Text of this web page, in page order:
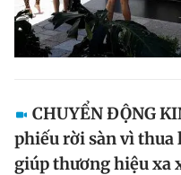
CHUYỂN ĐỘNG
phiếu rời sàn vì thua
giúp thương hiệu xa